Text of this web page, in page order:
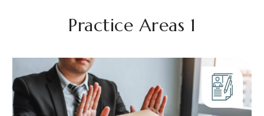
Practice Areas 1